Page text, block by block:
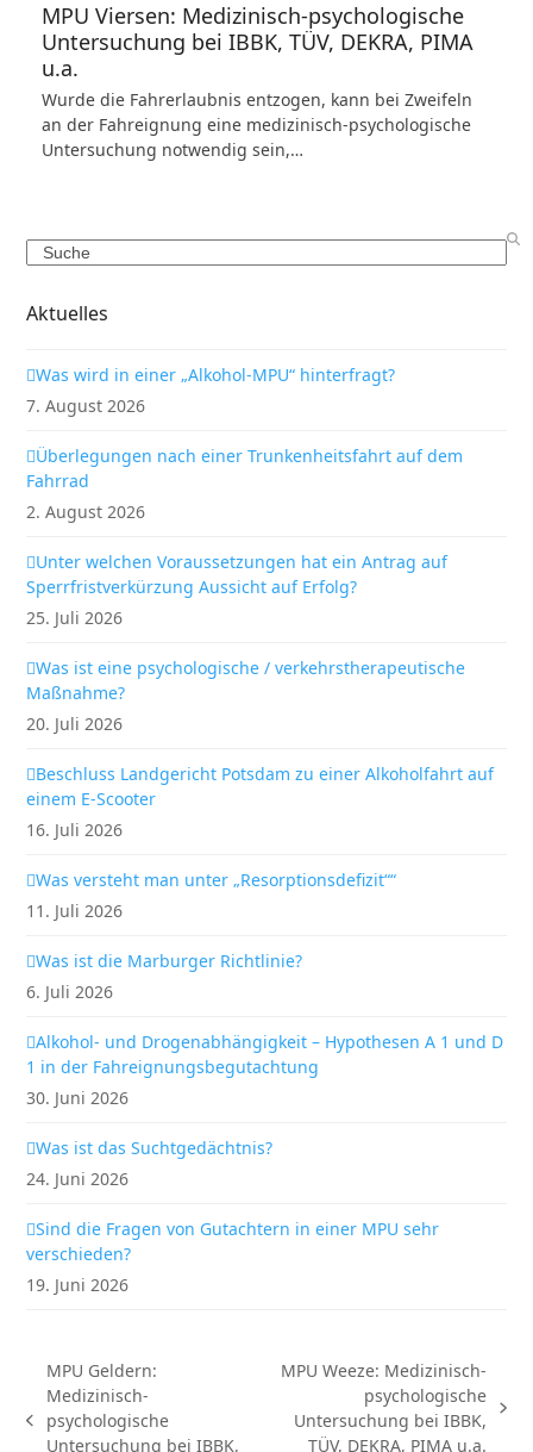
MPU Viersen: Medizinisch-psychologische
Untersuchung bei IBBK, TÜV, DEKRA, PIMA
u.a.
Wurde die Fahrerlaubnis entzogen, kann bei Zweifeln
an der Fahreignung eine medizinisch-psychologische
Untersuchung notwendig sein,…
Search
Aktuelles
Was wird in einer „Alkohol-MPU“ hinterfragt?
7. August 2026
Überlegungen nach einer Trunkenheitsfahrt auf dem
Fahrrad
2. August 2026
Unter welchen Voraussetzungen hat ein Antrag auf
Sperrfristverkürzung Aussicht auf Erfolg?
25. Juli 2026
Was ist eine psychologische / verkehrstherapeutische
Maßnahme?
20. Juli 2026
Beschluss Landgericht Potsdam zu einer Alkoholfahrt auf
einem E-Scooter
16. Juli 2026
Was versteht man unter „Resorptionsdefizit““
11. Juli 2026
Was ist die Marburger Richtlinie?
6. Juli 2026
Alkohol- und Drogenabhängigkeit – Hypothesen A 1 und D
1 in der Fahreignungsbegutachtung
30. Juni 2026
Was ist das Suchtgedächtnis?
24. Juni 2026
Sind die Fragen von Gutachtern in einer MPU sehr
verschieden?
19. Juni 2026
vorheriger
MPU Geldern:
Medizinisch-
psychologische
Untersuchung bei IBBK,
Nächster
Beitrag:
MPU Weeze: Medizinisch-
psychologische
Untersuchung bei IBBK,
TÜV, DEKRA, PIMA u.a.